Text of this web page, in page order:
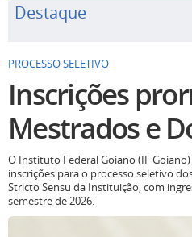
Destaque
PROCESSO SELETIVO
Inscrições
Mestrados e
O Instituto Federal Goiano (IF
inscrições para o processo seletivo
Stricto Sensu da Instituição, com
semestre de 2026.